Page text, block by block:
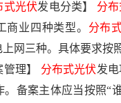
式光伏发电分类】 分
商业四种类型。 分布
网三种。具体要求按
理】 分布式光伏发
。备案主体应当按照“